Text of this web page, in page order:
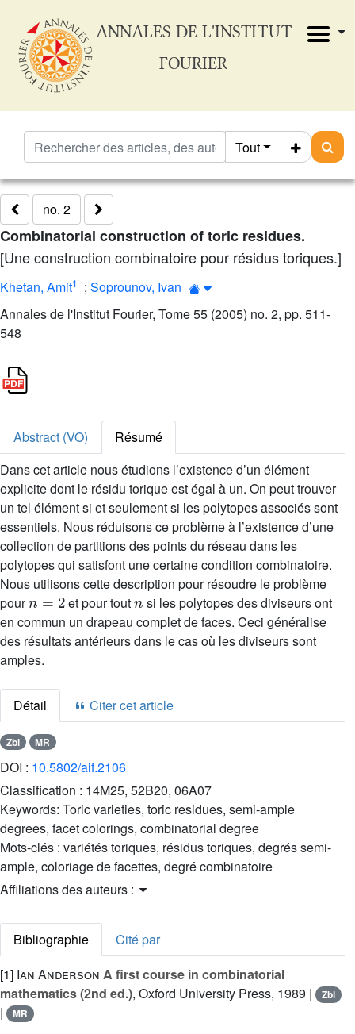
ANNALES DE L'INSTITUT
FOURIER
Tout
no. 2
Combinatorial construction of toric residues.
[Une construction combinatoire pour résidus toriques.]
Khetan, Amit1 ; Soprounov, Ivan
Annales de l'Institut Fourier, Tome 55 (2005) no. 2, pp. 511-
548
Abstract (VO)
Résumé
Dans cet article nous étudions l’existence d’un élément
explicite dont le résidu torique est égal à un. On peut trouver
un tel élément si et seulement si les polytopes associés sont
essentiels. Nous réduisons ce problème à l’existence d’une
collection de partitions des points du réseau dans les
polytopes qui satisfont une certaine condition combinatoire.
Nous utilisons cette description pour résoudre le problème
pour
n=2
et pour tout
n
si les polytopes des diviseurs ont
en commun un drapeau complet de faces. Ceci généralise
des résultats antérieurs dans le cas où les diviseurs sont
amples.
Détail Citer cet article
Zbl MR
DOI : 10.5802/aif.2106
Classification : 14M25, 52B20, 06A07
Keywords: Toric varieties, toric residues, semi-ample
degrees, facet colorings, combinatorial degree
Mots-clés : variétés toriques, résidus toriques, degrés semi-
ample, coloriage de facettes, degré combinatoire
Affiliations des auteurs :
Bibliographie
Cité par
[1] Ian Anderson A first course in combinatorial
mathematics (2nd ed.), Oxford University Press, 1989 | Zbl
| MR